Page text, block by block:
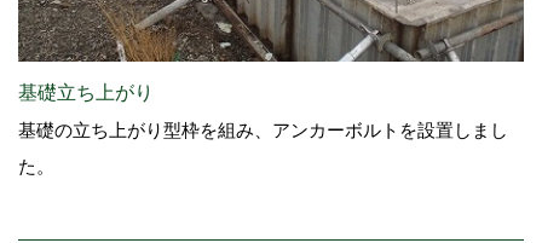
基礎立ち上がり
基礎の立ち上がり型枠を組み、アンカーボルトを設置しまし
た。